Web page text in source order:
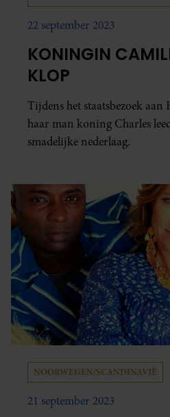
22 september 2023
KONINGIN
KLOP
Tijdens het staatsbezoek
haar man koning Charles
smadelijke nederlaag.
NOORWEGEN/SCANDINAVIË
21 september 2023